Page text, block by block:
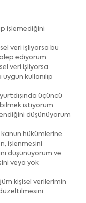
işlemediğini
veri işliyorsa bu
ediyorum.
veri işliyorsa
kullanılıp
üçüncü
bilmek istiyorum.
düşünüyorum
hükümlerine
işlenmesini
düşünüyorum ve
veya yok
kişisel verilerimin